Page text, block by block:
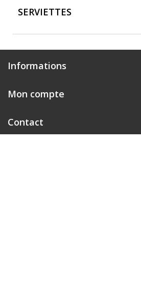
SERVIETTES
Informations
Mon compte
Contact